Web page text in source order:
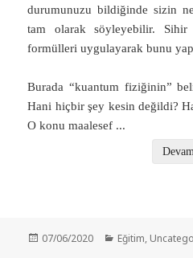
durumunuzu bildiğinde sizin ne
tam olarak söyleyebilir.
formülleri uygulayarak bunu
Burada “kuantum fiziğinin”
Hani hiçbir şey kesin değildi?
O konu maalesef ...
Yayın
07/06/2020 Kategoriler
Eğitim,